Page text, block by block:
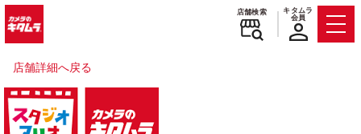
店舗検索
キタムラ
会員
店舗詳細へ戻る